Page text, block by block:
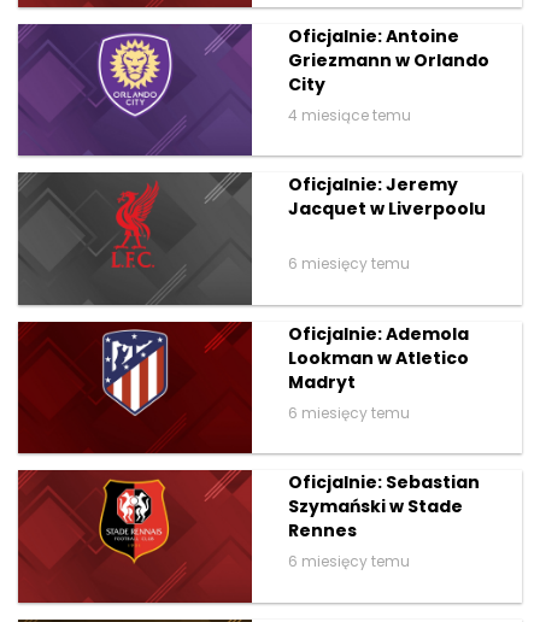
Oficjalnie: Antoine
Griezmann w Orlando
City
4 miesiące temu
Oficjalnie: Jeremy
Jacquet w Liverpoolu
6 miesięcy temu
Oficjalnie: Ademola
Lookman w Atletico
Madryt
6 miesięcy temu
Oficjalnie: Sebastian
Szymański w Stade
Rennes
6 miesięcy temu